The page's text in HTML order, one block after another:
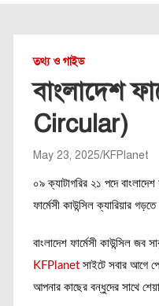
তথ্য ও গাইড
বাংলাদেশ
Circular)
May 23, 2025 KFPlanet
০৯ ক্যাটাগরির ২১ পদে
ফার্মেসী কাউন্সিল ক্যারিয়ার
বাংলাদেশ ফার্মেসী কাউন্সিল
KFPlanetসাইটে সবার আগে
আপনার কাছের বন্ধুদের সাথে